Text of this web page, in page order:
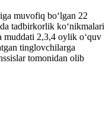
muvofiq bo‘lgan 22
tadbirkorlik ko‘nikmalari
muddati 2,3,4 oylik o‘quv
tinglovchilarga
tomonidan olib